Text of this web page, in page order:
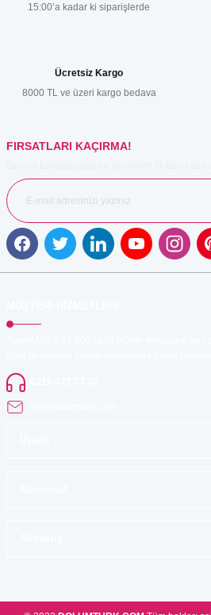
Ürün resmi kalitesiz, bozuk veya
Ürün fiyatı diğer sitelerden daha pahalı.
15:00’a kadar ki siparişlerde
Ücretsiz Kargo
8000 TL ve üzeri kargo bedava
FIRSATLARI KAÇIRMA!